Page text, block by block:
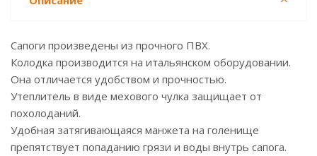
Сапоги произведены из прочного ПВХ.
Колодка производится на итальянском оборудовании.
Она отличается удобством и прочностью.
Утеплитель в виде мехового чулка защищает от
похолоданий.
Удобная затягивающаяся манжета на голенище
препятствует попаданию грязи и воды внутрь сапога.